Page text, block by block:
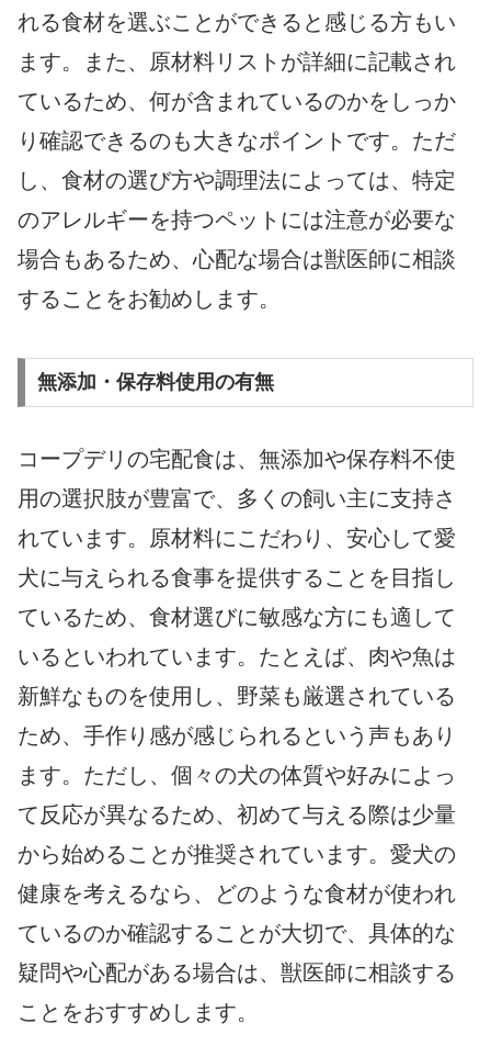
れる食材を選ぶことができると感じる方もい
ます。また、原材料リストが詳細に記載され
ているため、何が含まれているのかをしっか
り確認できるのも大きなポイントです。ただ
し、食材の選び方や調理法によっては、特定
のアレルギーを持つペットには注意が必要な
場合もあるため、心配な場合は獣医師に相談
することをお勧めします。
無添加・保存料使用の有無
コープデリの宅配食は、無添加や保存料不使
用の選択肢が豊富で、多くの飼い主に支持さ
れています。原材料にこだわり、安心して愛
犬に与えられる食事を提供することを目指し
ているため、食材選びに敏感な方にも適して
いるといわれています。たとえば、肉や魚は
新鮮なものを使用し、野菜も厳選されている
ため、手作り感が感じられるという声もあり
ます。ただし、個々の犬の体質や好みによっ
て反応が異なるため、初めて与える際は少量
から始めることが推奨されています。愛犬の
健康を考えるなら、どのような食材が使われ
ているのか確認することが大切で、具体的な
疑問や心配がある場合は、獣医師に相談する
ことをおすすめします。